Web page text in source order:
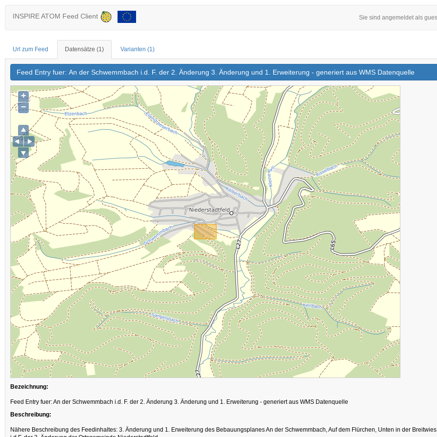
INSPIRE ATOM Feed Client Sie sind angemeldet als
Url zum Feed Datensätze (1) Varianten (1)
Feed Entry fuer: An der Schwemmbach i.d. F. der 2. Änderung 3. Änderung und 1. Erweiterung - generiert aus WMS Datenquelle
+
−
Bezeichnung:
Feed Entry fuer: An der Schwemmbach i.d. F. der 2. Änderung 3. Änderung und 1. Erweiterung - generiert aus WMS Datenquelle
Beschreibung:
Nähere Beschreibung des Feedinhaltes: 3. Änderung und 1. Erweiterung des Bebauungsplanes An der Schwemmbach, Auf dem Flürchen, Unten in der Breitwies